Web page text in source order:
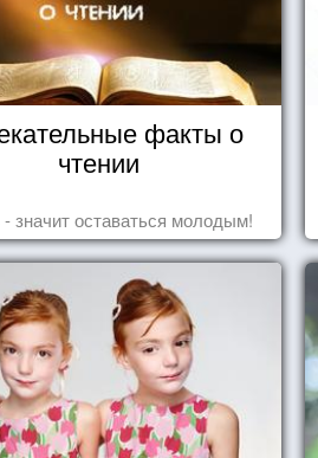
факты о
чтении
- значит оставаться молодым!